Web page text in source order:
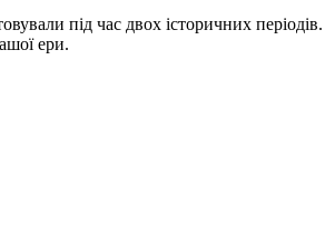
під час двох історичних
ери.